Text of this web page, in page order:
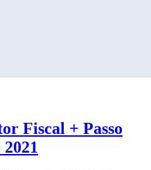
Fiscal + Passo